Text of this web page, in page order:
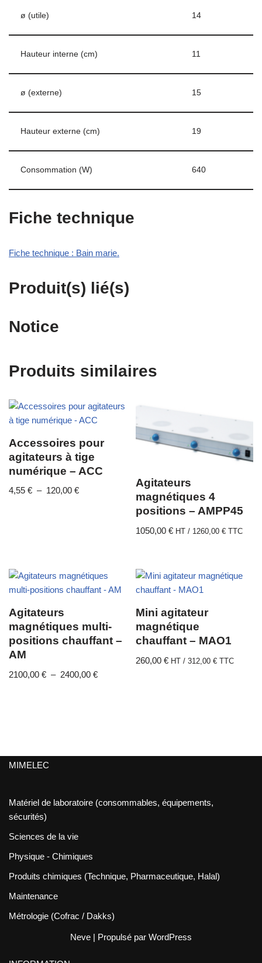
ø (utile) 14
Hauteur interne (cm) 11
ø (externe) 15
Hauteur externe (cm) 19
Consommation (W) 640
Fiche technique
Fiche technique : Bain marie.
Produit(s) lié(s)
Notice
Produits similaires
Accessoires pour
agitateurs à tige
numérique – ACC
4,55 € – 120,00 €
Agitateurs
magnétiques 4
positions – AMPP45
1050,00€ HT / 1260,00€ TTC
Agitateurs
magnétiques multi-
positions chauffant –
AM
2100,00 € – 2400,00 €
Mini agitateur
magnétique
chauffant – MAO1
260,00€ HT /312,00€ TTC
MIMELEC
Matériel de laboratoire (consommables, équipements,
sécurités)
Sciences de la vie
Physique - Chimiques
Produits chimiques (Technique, Pharmaceutique, Halal)
Maintenance
Métrologie (Cofrac / Dakks)
Neve | Propulsé par WordPress